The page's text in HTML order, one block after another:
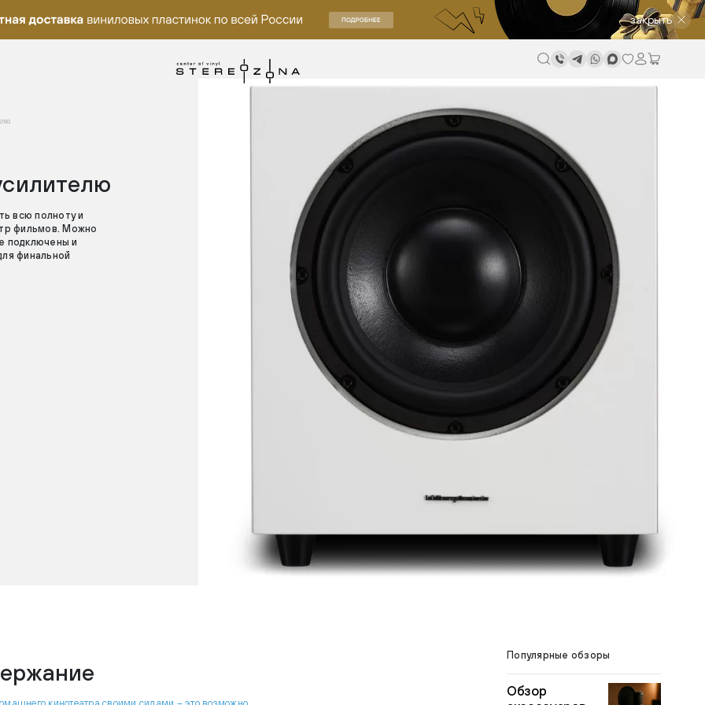
закрыть
всю полноту и
фильмов. Можно
подключены и
финальной
Популярные обзоры
Обзор